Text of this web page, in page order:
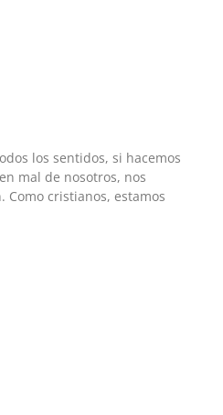
los sentidos, si hacemos
mal de nosotros, nos
cristianos, estamos